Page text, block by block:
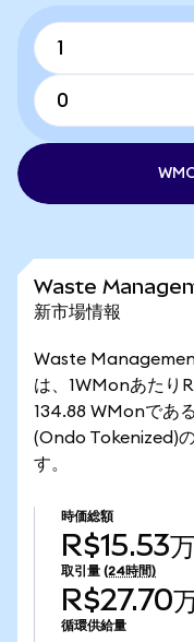
Waste
新市場情報
Waste
は、1WMonあたり
134.88 WMonであ
(Ondo Tokenized)
す。
時価総額
R$15.53万
取引量 (24時間)
R$27.70
循環供給量